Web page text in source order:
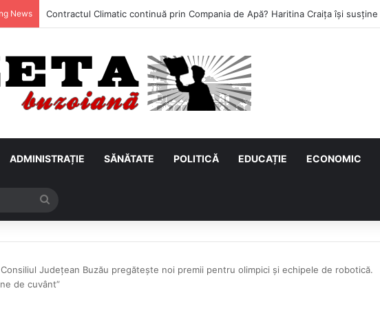
News
ADMINISTRAȚIE SĂNĂTATE POLITICĂ EDUCAȚIE ECONOMIC
Consiliul Județean Buzău pregătește noi premii pentru olimpici și echipele de robotică.
de cuvânt”